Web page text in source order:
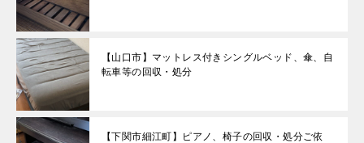
【山口市】マットレス付きシングルベッド、傘、自
転車等の回収・処分
【下関市細江町】ピアノ、椅子の回収・処分ご依